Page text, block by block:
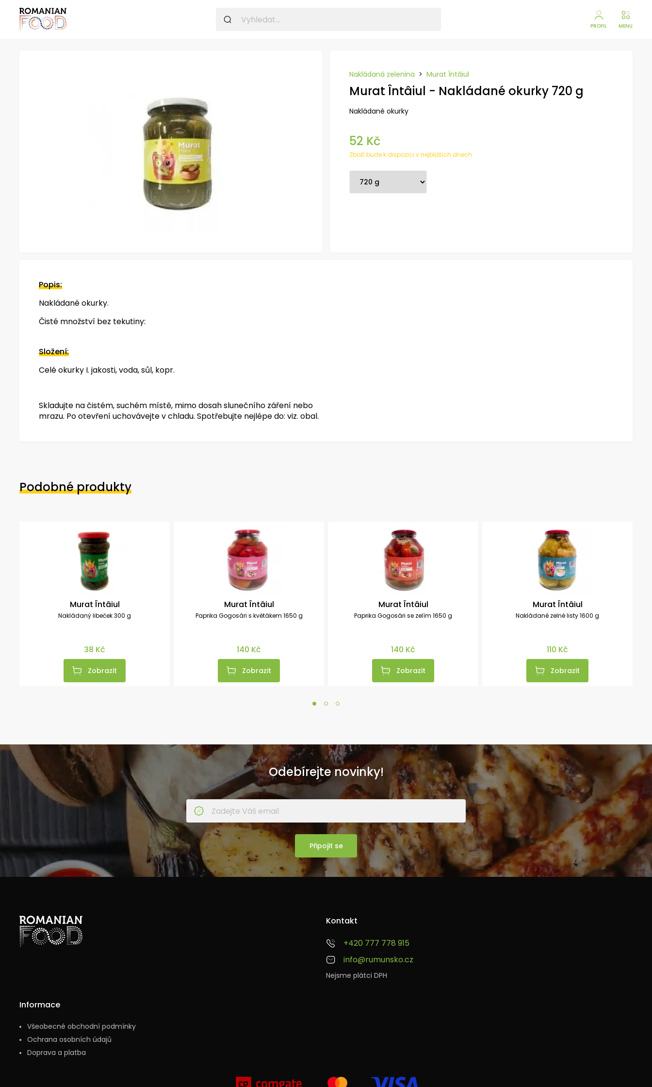
PROFIL MENU
Nakládaná zelenina > Murat Întâiul
Murat Întâiul - Nakládané okurky 720 g
Nakládané okurky
52 Kč
Zboží bude k dispozici v nejbližších dnech.
Popis:
Nakládané okurky.
Čisté množství bez tekutiny:
Složení:
Celé okurky I. jakosti, voda, sůl, kopr.
Skladujte na čistém, suchém místě, mimo dosah slunečního záření nebo
mrazu. Po otevření uchovávejte v chladu. Spotřebujte nejlépe do: viz. obal.
Podobné produkty
Murat Întâiul
Nakládaný libeček 300 g
38 Kč
Zobrazit
Murat Întâiul
Paprika Gogosári s květákem 1650 g
140 Kč
Zobrazit
Murat Întâiul
Paprika Gogosári se zelím 1650 g
140 Kč
Zobrazit
Murat Întâiul
Nakládané zelné listy 1600 g
110 Kč
Zobrazit
Odebírejte novinky!
Připojit se
Informace
Všeobecné obchodní podmínky
Ochrana osobních údajů
Doprava a platba
Kontakt
+420 777 778 915
info@rumunsko.cz
Nejsme plátci DPH